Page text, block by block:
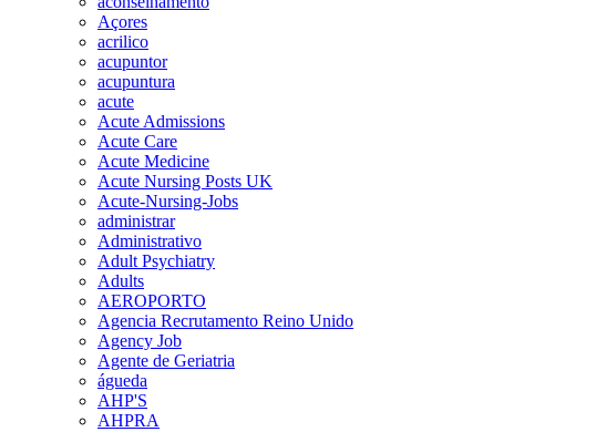
Açores
acrilico
acupuntor
acupuntura
acute
Acute Admissions
Acute Care
Acute Medicine
Acute Nursing Posts UK
Acute-Nursing-Jobs
administrar
Administrativo
Adult Psychiatry
Adults
AEROPORTO
Agencia Recrutamento Reino Unido
Agency Job
Agente de Geriatria
águeda
AHP'S
AHPRA